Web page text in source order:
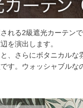
れる2級遮光カーテン
を演出します。
、さらにボタニカルな
す。ウォッシャブル